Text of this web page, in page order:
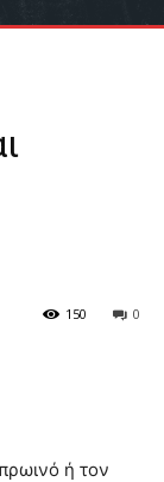
0
150
ή τον